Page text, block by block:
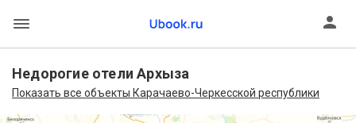
Недорогие отели Архыза
Показать все объекты Карачаево-Черкесской республики